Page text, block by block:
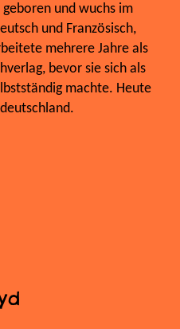
und wuchs im
und Französisch,
mehrere Jahre als
bevor sie sich als
machte. Heute